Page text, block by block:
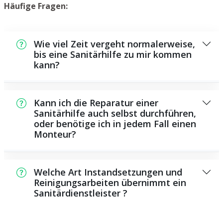
Häufige Fragen:
Wie viel Zeit vergeht normalerweise,
bis eine Sanitärhilfe zu mir kommen
kann?
Zeit bei Ihnen vor Ort sein. Das hängt aber
auch von der Auftragslage zu dem Zeitpunkt
ab sowie von der Verkehrssituation und der
örtlichen Gegebenheit.
Kann ich die Reparatur einer
Sanitärhilfe auch selbst durchführen,
oder benötige ich in jedem Fall einen
Monteur?
Wartungsarbeiten, die Sie eigenständig
durchführen können, zum Beispiel das
Verwenden von Rohrreinigungsmitteln aus
Welche Art Instandsetzungen und
Reinigungsarbeiten übernimmt ein
Sanitärdienstleister ?